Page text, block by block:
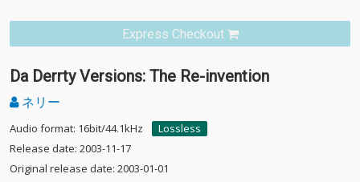
Express Checkout
Da Derrty Versions: The Re-invention
ネリー
Audio format: 16bit/44.1kHz
Lossless
Release date: 2003-11-17
Original release date: 2003-01-01